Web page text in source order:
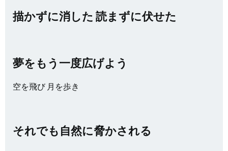
描かずに消した 読まずに伏せた
夢をもう一度広げよう
空を飛び 月を歩き
それでも自然に脅かされる